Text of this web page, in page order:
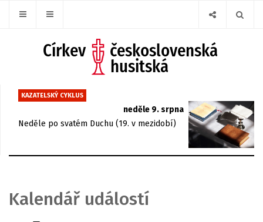
KAZATELSKÝ CYKLUS
neděle 9. srpna
Neděle po svatém Duchu (19. v mezidobí)
Kalendář událostí